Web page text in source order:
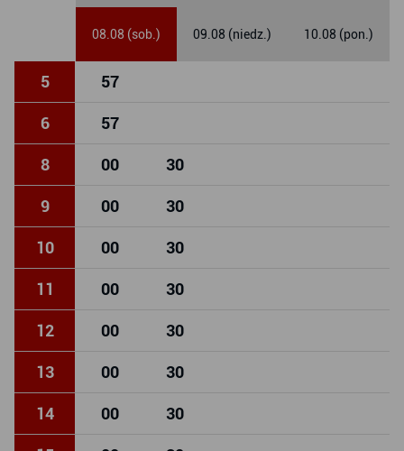
08.08 (sob.) 09.08 (niedz.) 10.08 (pon.)
5 57
6 57
8 00 30
9 00 30
10 00 30
11 00 30
12 00 30
13 00 30
14 00 30